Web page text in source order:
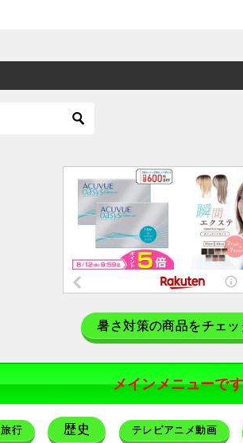
暑さ対策の商品をチェッ
メインメニューで
旅行 歴史 テレビアニメ動画